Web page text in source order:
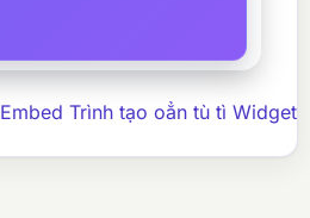
Embed Trình tạo oẳn tù tì Widget